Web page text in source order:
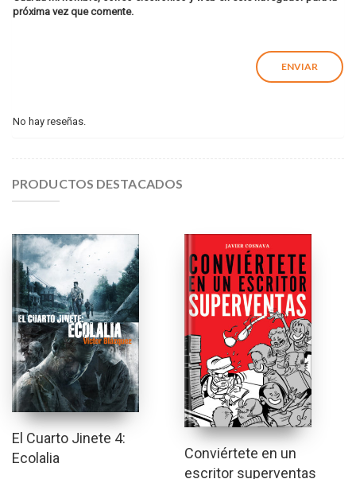
próxima vez que comente.
No hay reseñas.
PRODUCTOS DESTACADOS
El Cuarto Jinete 4:
Ecolalia
Conviértete en un
escritor superventas